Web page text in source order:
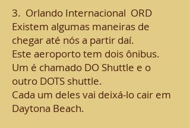
3. Orlando Internacional ORD
Existem algumas maneiras de
chegar até nós a partir daí.
Este aeroporto tem dois ônibus.
Um é chamado DO Shuttle e o
outro DOTS shuttle.
Cada um deles vai deixá-lo cair em
Daytona Beach.